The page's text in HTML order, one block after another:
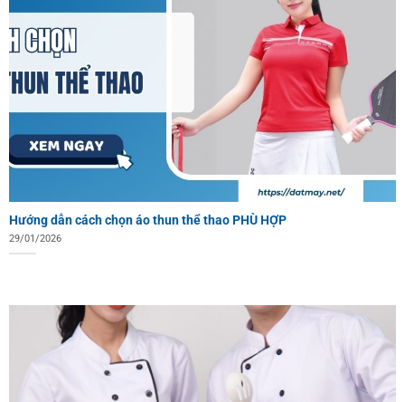
Hướng dẫn cách chọn áo thun thể thao PHÙ HỢP
29/01/2026